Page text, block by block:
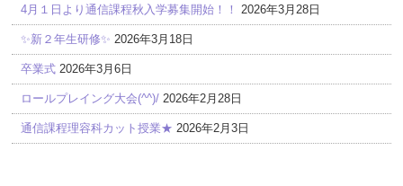
4月１日より通信課程秋入学募集開始！！ 2026年3月28日
✨新２年生研修✨ 2026年3月18日
卒業式 2026年3月6日
ロールプレイング大会(^^)/ 2026年2月28日
通信課程理容科カット授業★ 2026年2月3日